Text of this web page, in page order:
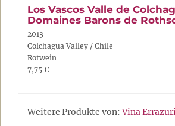
Los Vascos Valle de
Domaines Barons de
2013
Colchagua Valley / Chile
Rotwein
7,75 €
Weitere Produkte von:Vina